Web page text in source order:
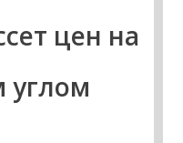
цен на
углом